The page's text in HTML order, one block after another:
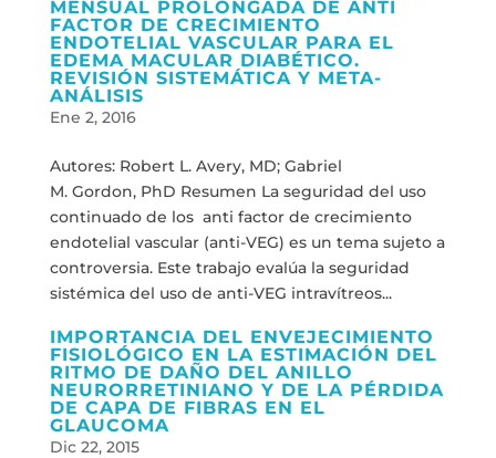
MENSUAL PROLONGADA DE ANTI
FACTOR DE CRECIMIENTO
ENDOTELIAL VASCULAR PARA EL
EDEMA MACULAR DIABÉTICO.
REVISIÓN SISTEMÁTICA Y META-
ANÁLISIS
Ene 2, 2016
Autores: Robert L. Avery, MD; Gabriel
M. Gordon, PhD Resumen La seguridad del uso
continuado de los anti factor de crecimiento
endotelial vascular (anti-VEG) es un tema sujeto a
controversia. Este trabajo evalúa la seguridad
sistémica del uso de anti-VEG intravítreos...
IMPORTANCIA DEL ENVEJECIMIENTO
FISIOLÓGICO EN LA ESTIMACIÓN DEL
RITMO DE DAÑO DEL ANILLO
NEURORRETINIANO Y DE LA PÉRDIDA
DE CAPA DE FIBRAS EN EL
GLAUCOMA
Dic 22, 2015